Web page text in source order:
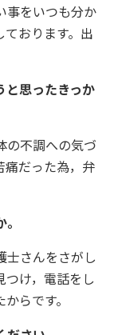
事をいつも分か
おります。出
思ったきっか
の不調への気づ
痛だった為，弁
さんをさがし
け，電話をし
らです。